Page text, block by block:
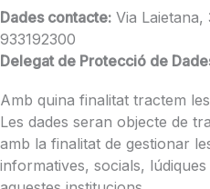
Dades contacte: Via
933192300
Delegat de Protecció de
Amb quina finalitat tractem
Les dades seran objecte de
amb la finalitat de gestionar
informatives, socials,